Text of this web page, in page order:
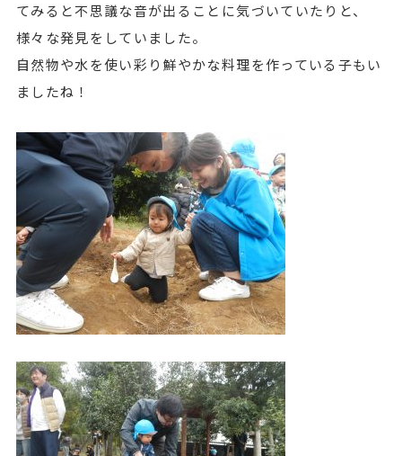
てみると不思議な音が出ることに気づいていたりと、
様々な発見をしていました。
自然物や水を使い彩り鮮やかな料理を作っている子もい
ましたね！